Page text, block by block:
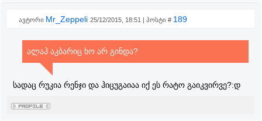
ავტორი Mr_Zeppeli 25/12/2015, 18:51 | პოსტი # 189
ალაჰ აკბარიც ხო არ გინდა?
სადაც რუკია რენჯი და ჰიცუგაიაა იქ ეს რატო გაიკვირვე?:დ